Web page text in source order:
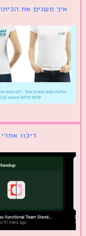
משנים את הכיתוב על
ריכוז אתרי בינה